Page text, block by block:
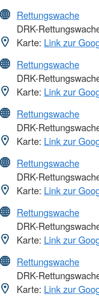
Rettungswache
DRK-
Karte: Link zur
Rettungswache
DRK-
Karte: Link zur
Rettungswache
DRK-
Karte: Link zur
Rettungswache
DRK-
Karte: Link zur
Rettungswache
DRK-
Karte: Link zur
Rettungswache
DRK-
Karte: Link zur